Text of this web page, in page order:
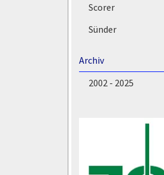
Scorer
Sünder
Archiv
2002 - 2025